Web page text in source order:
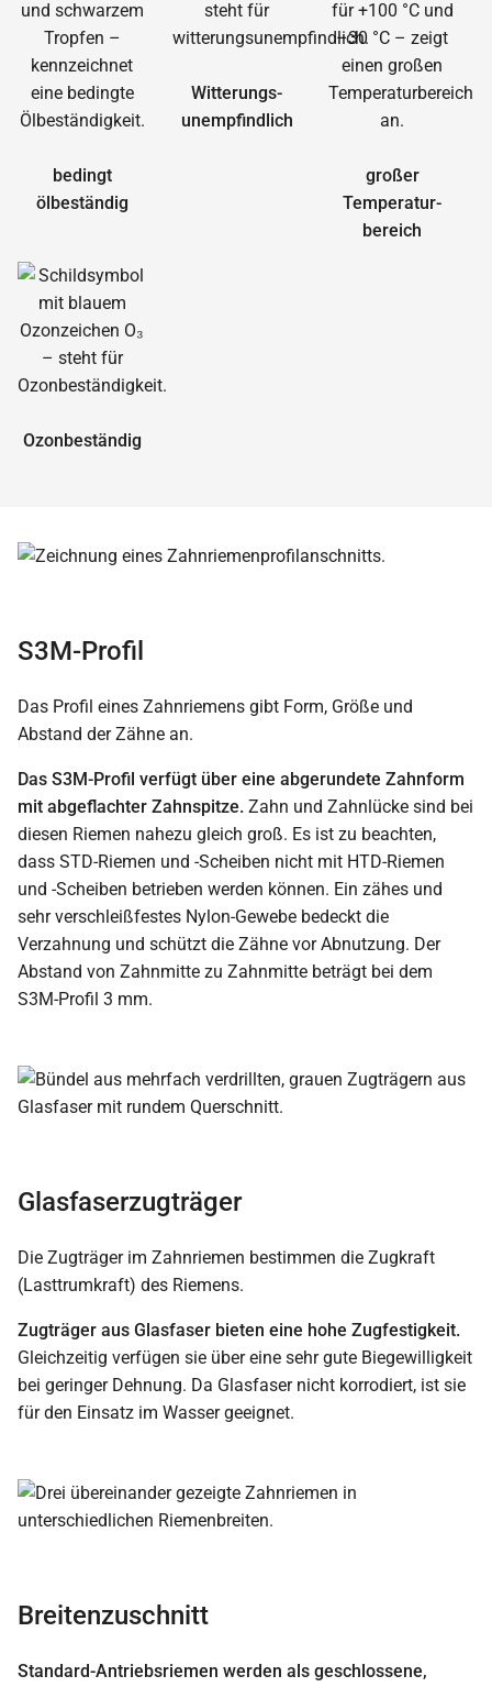
bedingt
ölbeständig
Witterungs­
unempfindlich
großer
Temperatur­
bereich
Ozonbeständig
S3M-Profil
Das Profil eines Zahnriemens gibt Form, Größe und
Abstand der Zähne an.
Das S3M-Profil verfügt über eine abgerundete Zahnform
mit abgeflachter Zahnspitze. Zahn und Zahnlücke sind bei
diesen Riemen nahezu gleich groß. Es ist zu beachten,
dass STD-Riemen und -Scheiben nicht mit HTD-Riemen
und -Scheiben betrieben werden können. Ein zähes und
sehr verschleißfestes Nylon-Gewebe bedeckt die
Verzahnung und schützt die Zähne vor Abnutzung. Der
Abstand von Zahnmitte zu Zahnmitte beträgt bei dem
S3M-Profil 3 mm.
Glasfaserzugträger
Die Zugträger im Zahnriemen bestimmen die Zugkraft
(Lasttrumkraft) des Riemens.
Zugträger aus Glasfaser bieten eine hohe Zugfestigkeit.
Gleichzeitig verfügen sie über eine sehr gute Biegewilligkeit
bei geringer Dehnung. Da Glasfaser nicht korrodiert, ist sie
für den Einsatz im Wasser geeignet.
Breitenzuschnitt
Standard-Antriebsriemen werden als geschlossene,